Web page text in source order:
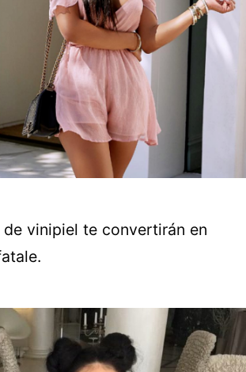
de vinipiel te convertirán en